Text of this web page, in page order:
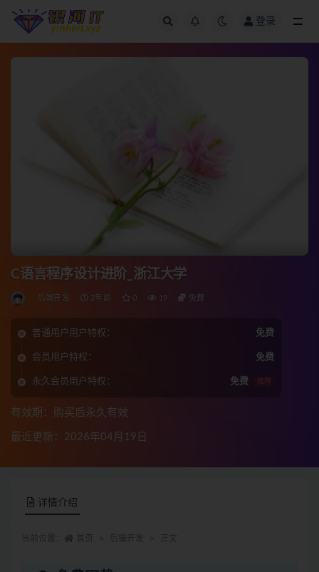
登录
C语言程序设计进阶_浙江大学
后端开发 2年前 0 19 免费
普通用户用户特权： 免费
会员用户特权： 免费
永久会员用户特权： 免费 推荐
有效期：购买后永久有效
最近更新：2026年04月19日
详情介绍